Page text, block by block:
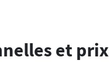
et prix